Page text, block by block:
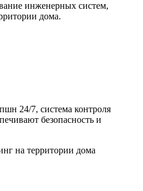
инженерных систем,
дома.
24/7, система контроля
безопасность и
на территории дома